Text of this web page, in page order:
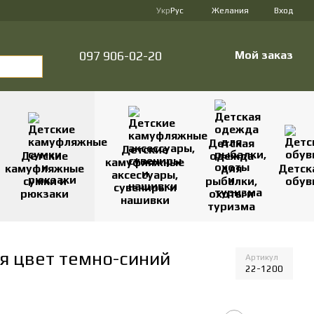
УкрРус Желания Вход
097 906-02-20 Мой заказ
Детские
камуфляжные
сумки и
рюкзаки
Детские
камуфляжные
аксессуары,
сувениры и
нашивки
Детская
одежда
для
рыбалки,
охоты и
туризма
цвет темно-синий Артикул
22-1200